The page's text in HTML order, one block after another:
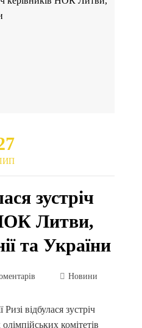
зустріч
Литви,
та України
Новини
відбулася зустріч
комітетів